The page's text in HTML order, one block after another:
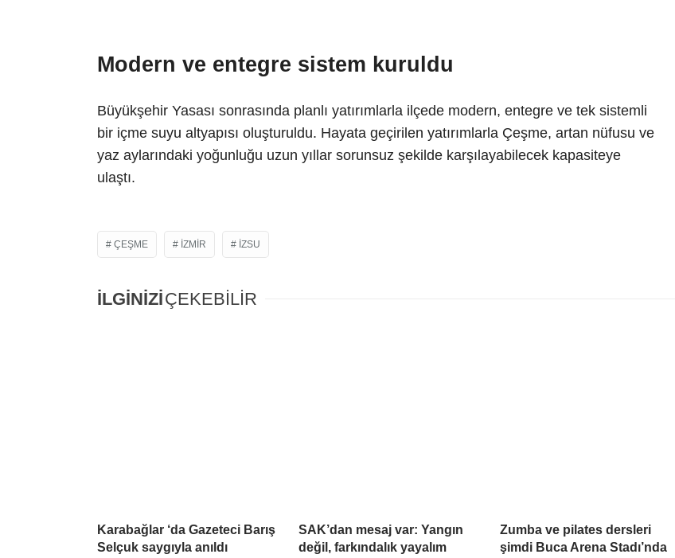
Modern ve entegre sistem kuruldu
Büyükşehir Yasası sonrasında planlı yatırımlarla ilçede modern, entegre ve tek sistemli
bir içme suyu altyapısı oluşturuldu. Hayata geçirilen yatırımlarla Çeşme, artan nüfusu ve
yaz aylarındaki yoğunluğu uzun yıllar sorunsuz şekilde karşılayabilecek kapasiteye
ulaştı.
ÇEŞME IZMIR IZSU
İLGİNİZİÇEKEBİLİR
Karabağlar ‘da Gazeteci Barış
Selçuk saygıyla anıldı
SAK’dan mesaj var: Yangın
değil, farkındalık yayalım
Zumba ve pilates dersleri
şimdi Buca Arena Stadı’nda